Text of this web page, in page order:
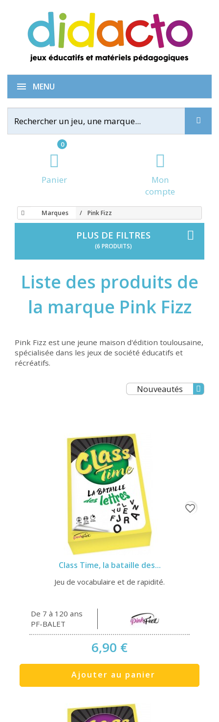
0
Panier
Mon
compte
MENU
Marques Pink Fizz
PLUS DE FILTRES
(6 PRODUITS)
Liste des produits de
la marque Pink Fizz
Pink Fizz est une jeune maison d'édition toulousaine,
spécialisée dans les jeux de société éducatifs et
récréatifs.
Nouveautés
Class Time, la bataille des...
Jeu de vocabulaire et de rapidité.
De 7 à 120 ans
PF-BALET
6,90 €
Ajouter au panier
favorite_border